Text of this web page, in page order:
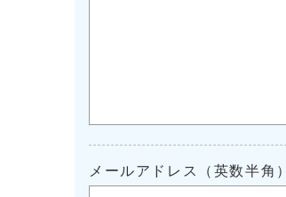
メールアドレス（英数半角）